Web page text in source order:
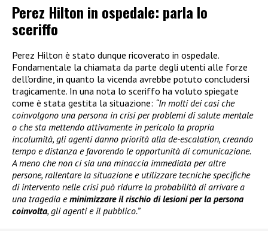
Perez Hilton in ospedale: parla lo
sceriffo
Perez Hilton è stato dunque ricoverato in ospedale.
Fondamentale la chiamata da parte degli utenti alle forze
dell’ordine, in quanto la vicenda avrebbe potuto concludersi
tragicamente. In una nota lo sceriffo ha voluto spiegate
come è stata gestita la situazione: “In molti dei casi che
coinvolgono una persona in crisi per problemi di salute mentale
o che sta mettendo attivamente in pericolo la propria
incolumità, gli agenti danno priorità alla de-escalation, creando
tempo e distanza e favorendo le opportunità di comunicazione.
A meno che non ci sia una minaccia immediata per altre
persone, rallentare la situazione e utilizzare tecniche specifiche
di intervento nelle crisi può ridurre la probabilità di arrivare a
una tragedia eminimizzare il rischio di lesioni per la persona
coinvolta, gli agenti e il pubblico.”